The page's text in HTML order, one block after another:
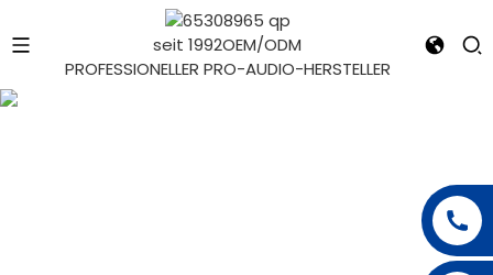
seit 1992OEM/ODM
PROFESSIONELLER PRO-AUDIO-HERSTELLER